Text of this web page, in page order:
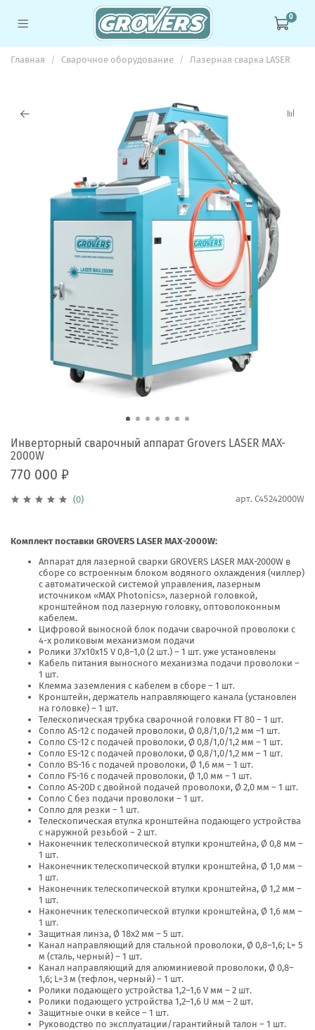
0
Главная Сварочное оборудование Лазерная сварка LASER
(0) арт. C45242000W
Инверторный сварочный аппарат Grovers LASER MAX-
2000W
770 000 ₽
Комплект поставки GROVERS LASER MAX-2000W:
Аппарат для лазерной сварки GROVERS LASER MAX-2000W в
сборе со встроенным блоком водяного охлаждения (чиллер)
с автоматической системой управления, лазерным
источником «MAX Photonics», лазерной головкой,
кронштейном под лазерную головку, оптоволоконным
кабелем.
Цифровой выносной блок подачи сварочной проволоки с
4-х роликовым механизмом подачи
Ролики 37х10х15 V 0,8–1,0 (2 шт.) – 1 шт. уже установлены
Кабель питания выносного механизма подачи проволоки –
1 шт.
Клемма заземления с кабелем в сборе – 1 шт.
Кронштейн, держатель направляющего канала (установлен
на головке) – 1 шт.
Телескопическая трубка сварочной головки FT 80 – 1 шт.
Сопло AS-12 с подачей проволоки, Ø 0,8/1,0/1,2 мм –1 шт.
Сопло CS-12 с подачей проволоки, Ø 0,8/1,0/1,2 мм – 1 шт.
Сопло ES-12 с подачей проволоки, Ø 0,8/1,0/1,2 мм – 1 шт.
Сопло BS-16 с подачей проволоки, Ø 1,6 мм – 1 шт.
Сопло FS-16 с подачей проволоки, Ø 1,0 мм – 1 шт.
Сопло AS-20D с двойной подачей проволоки, Ø 2,0 мм – 1 шт.
Сопло С без подачи проволоки – 1 шт.
Сопло для резки – 1 шт.
Телескопическая втулка кронштейна подающего устройства
с наружной резьбой – 2 шт.
Наконечник телескопической втулки кронштейна, Ø 0,8 мм –
1 шт.
Наконечник телескопической втулки кронштейна, Ø 1,0 мм –
1 шт.
Наконечник телескопической втулки кронштейна, Ø 1,2 мм –
1 шт.
Наконечник телескопической втулки кронштейна, Ø 1,6 мм –
1 шт.
Защитная линза, Ø 18х2 мм – 5 шт.
Канал направляющий для стальной проволоки, Ø 0,8–1,6; L= 5
м (сталь, черный) – 1 шт.
Канал направляющий для алюминиевой проволоки, Ø 0,8–
1,6; L=3 м (тефлон, черный) – 1 шт.
Ролики подающего устройства 1,2–1,6 V мм – 2 шт.
Ролики подающего устройства 1,2–1,6 U мм – 2 шт.
Защитные очки в кейсе – 1 шт.
Руководство по эксплуатации/гарантийный талон – 1 шт.